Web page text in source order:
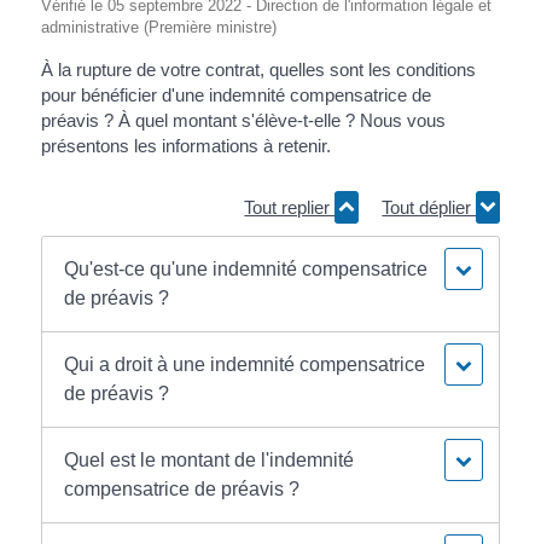
Vérifié le 05 septembre 2022 - Direction de l'information légale et
administrative (Première ministre)
À la rupture de votre contrat, quelles sont les conditions
pour bénéficier d'une indemnité compensatrice de
préavis ? À quel montant s'élève-t-elle ? Nous vous
présentons les informations à retenir.
Tout replier Tout déplier
Qu'est-ce qu'une indemnité compensatrice
de préavis ?
Qui a droit à une indemnité compensatrice
de préavis ?
Quel est le montant de l'indemnité
compensatrice de préavis ?